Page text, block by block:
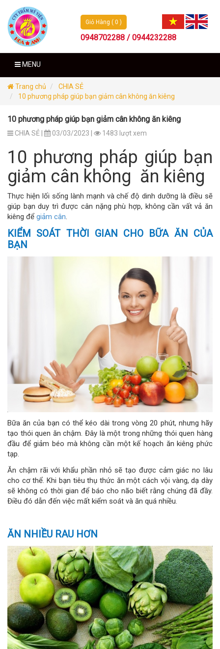
Giỏ Hàng ( 0 )
0948702288 / 0944232288
MENU
Trang chủ
CHIA SẺ
10 phương pháp giúp bạn giảm cân không ăn kiêng
10 phương pháp giúp bạn giảm cân không ăn kiêng
CHIA SẺ | 03/03/2023 | 1483 lượt xem
10 phương pháp giúp bạn
giảm cân không ăn kiêng
Thực hiện lối sống lành mạnh và chế độ dinh dưỡng là điều sẽ
giúp bạn duy trì được cân nặng phù hợp, không cần vất vả ăn
kiêng để giảm cân.
KIỂM SOÁT THỜI GIAN CHO BỮA ĂN CỦA
BẠN
Bữa ăn của bạn có thể kéo dài trong vòng 20 phút, nhưng hãy
tạo thói quen ăn chậm. Đây là một trong những thói quen hàng
đầu để giảm béo mà không cần một kế hoạch ăn kiêng phức
tạp.
Ăn chậm rãi với khẩu phần nhỏ sẽ tạo được cảm giác no lâu
cho cơ thể. Khi bạn tiêu thụ thức ăn một cách vội vàng, dạ dày
sẽ không có thời gian để báo cho não biết rằng chúng đã đầy.
Điều đó dẫn đến việc mất kiểm soát và ăn quá nhiều.
ĂN NHIỀU RAU HƠN